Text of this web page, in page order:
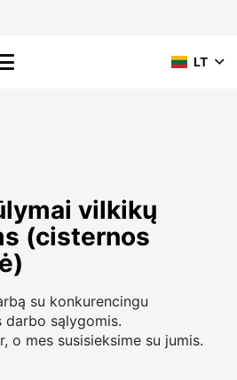
LT
vilkikų
(cisternos
su konkurencingu
sąlygomis.
o mes susisieksime su jumis.